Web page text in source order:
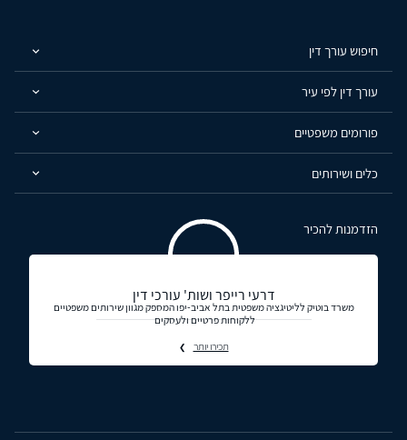
חיפוש עורך דין
עורך דין לפי עיר
פורומים משפטיים
כלים ושירותים
הזדמנות להכיר
דרעי רייפר ושות' עורכי דין
משרד בוטיק לליטיגציה משפטית בתל אביב-יפו המספק מגוון שירותים משפטיים
ללקוחות פרטיים ולעסקים
תכירו יותר